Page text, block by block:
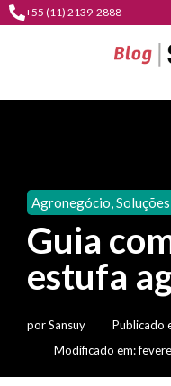
+55 (11) 2139-2888
contato
cultura
do
institucional
Agronegócio
psicultura
em
água
Coberturas
sansuy
barracas
Agronegócio,
Guia
estufa
porSansuy Publicado
Modificado em: